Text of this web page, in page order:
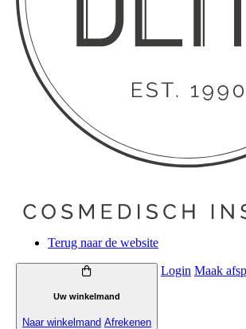
Terug naar de website
Uw winkelmand
Naar winkelmand Afrekenen
Login Maak